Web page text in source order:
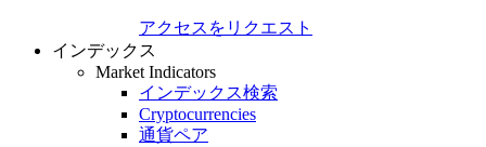
アクセスをリクエスト
インデックス
Market Indicators
インデックス検索
Cryptocurrencies
通貨ペア